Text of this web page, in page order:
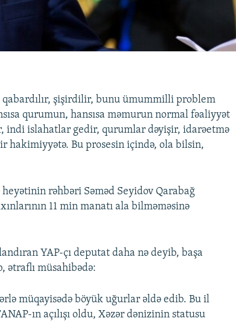
qabardılır, şişirdilir, bunu ümummilli problem
qurumun, hansısa məmurun normal fəaliyyət
indi islahatlar gedir, qurumlar dəyişir, idarəetmə
hakimiyyətə. Bu prosesin içində, ola bilsin,
heyətinin rəhbəri Səməd Seyidov Qarabağ
11 min manatı ala bilməməsinə
YAP-çı deputat daha nə deyib, başa
ətraflı müsahibədə:
müqayisədə böyük uğurlar əldə edib. Bu il
ın açılışı oldu, Xəzər dənizinin statusu